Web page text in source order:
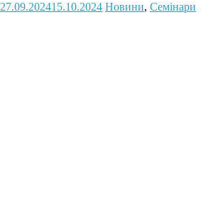
27.09.202415.10.2024 Новини, Семінари